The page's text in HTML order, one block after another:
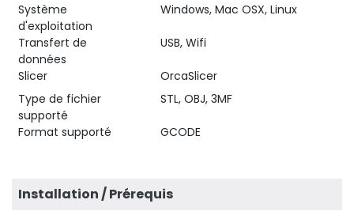
Système
d'exploitation
Windows, Mac OSX, Linux
Transfert de
données
USB, Wifi
Slicer
OrcaSlicer
Type de fichier
supporté
STL, OBJ, 3MF
Format supporté GCODE
Installation / Prérequis